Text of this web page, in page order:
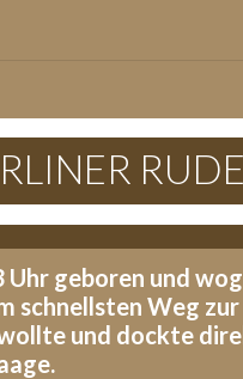
geboren und
schnellsten Weg
und dockte